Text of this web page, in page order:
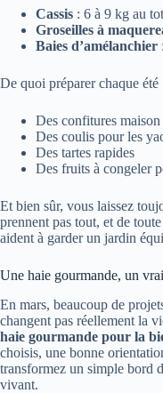
Cassis : 6 à 9 kg au
Groseilles à
Baies d’amélanchier
De quoi préparer chaque été
Des confitures maison
Des coulis pour les
Des tartes rapides
Des fruits à congeler
Et bien sûr, vous laissez
prennent pas tout, et de
aident à garder un jardin
Une haie gourmande, un
En mars, beaucoup de
changent pas réellement la
haie gourmande pour la
choisis, une bonne
transformez un simple bord
vivant.